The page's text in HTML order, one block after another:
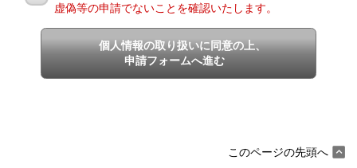
虚偽等の申請でないことを確認いたします。
個人情報の取り扱いに同意の上、
申請フォームへ進む
このページの先頭へ